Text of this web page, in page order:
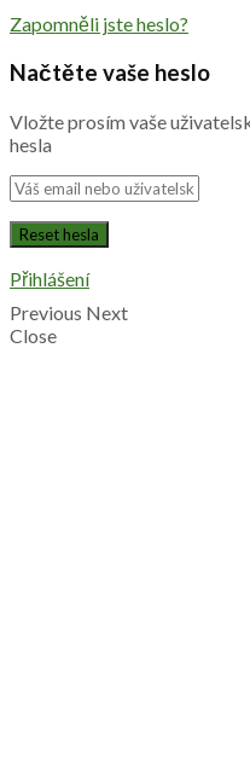
Zapomněli jste heslo?
Načtěte vaše heslo
Vložte prosím vaše
hesla
Přihlášení
Previous Next
Close